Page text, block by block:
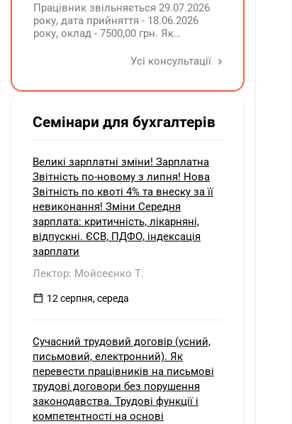
Працівник звільняється 29.07.2026
року, дата прийняття - 18.06.2026
року, оклад - 7500,00 грн. Як
невикористаних днів відпустки при
Усі консультації
Семінари для бухгалтерів
Великі зарплатні зміни! Зарплатна
Звітність по-новому з липня! Нова
Звітність по квоті 4% та внеску за її
невиконання! Зміни Середня
зарплата: критичність, лікарняні,
відпускні. ЄСВ, ПДФО, індексація
зарплати
Лектор: Мойсеєнко Т.
12 серпня, середа
Сучасний трудовий договір (усний,
письмовий, електронний). Як
перевести працівників на письмові
трудові договори без порушення
законодавства. Трудові функції і
компетентності на основі